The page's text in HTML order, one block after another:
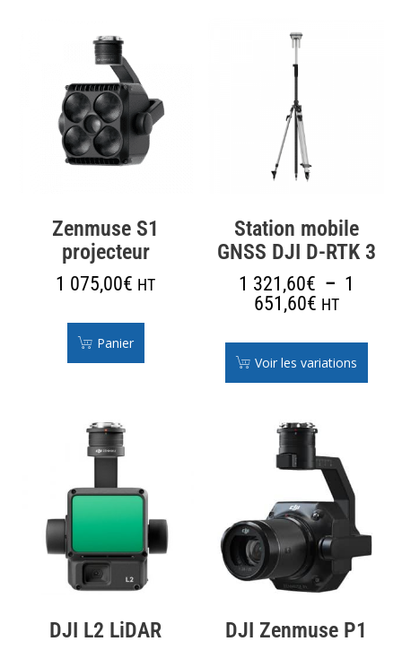
Zenmuse S1
projecteur
1 075,00€ HT
Panier
Station mobile
GNSS DJI D-RTK 3
1 321,60€ – 1
651,60€ HT
Voir les variations
DJI L2 LiDAR DJI Zenmuse P1